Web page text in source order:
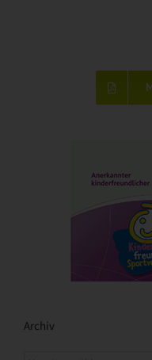
Archiv